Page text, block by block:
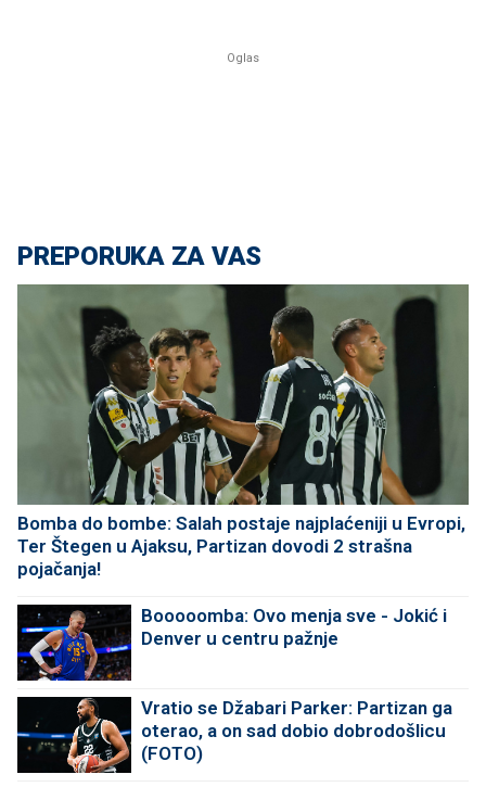
PREPORUKA ZA VAS
Bomba do bombe: Salah postaje najplaćeniji u Evropi,
Ter Štegen u Ajaksu, Partizan dovodi 2 strašna
pojačanja!
Booooomba: Ovo menja sve - Jokić i
Denver u centru pažnje
Vratio se Džabari Parker: Partizan ga
oterao, a on sad dobio dobrodošlicu
(FOTO)